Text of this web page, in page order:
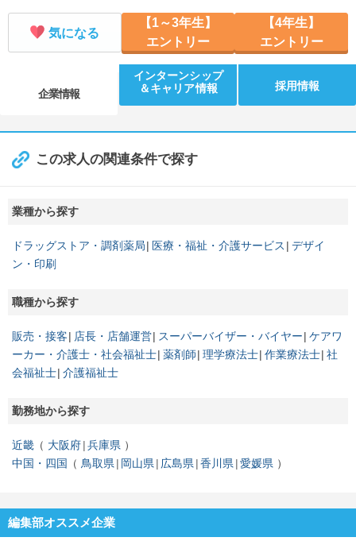
3 14:00、8/31 14:00
※管理栄養士・栄養士課程の方向け※ザグザグを知ろう！コース
【開催地／開催日時】 オンライン：8/22 10:30、8/22 14:00、9/1
3 10:30、9/13 14:00 岡山県：8/17 10:30 広島県：8/23 14:00
ザグザグ流★接客スキル コース
【開催地／開催日時】 大阪府：8/29 14:00
【開催地／開催日時】 オンライン：9/5 10:30、9/5 14:00 大阪
気になる
【1～3年生】
エントリー
【4年生】
エントリー
企業情報
インターンシップ
＆キャリア情報
採用情報
この求人の関連条件で探す
業種から探す
ドラッグストア・調剤薬局 医療・福祉・介護サービス
デザイ
ン・印刷
職種から探す
販売・接客 店長・店舗運営 スーパーバイザー・バイヤー ケアワ
ーカー・介護士・社会福祉士 薬剤師 理学療法士 作業療法士 社
会福祉士 介護福祉士
勤務地から探す
近畿 大阪府 兵庫県
中国・四国
鳥取県 岡山県 広島県 香川県 愛媛県
編集部オススメ企業